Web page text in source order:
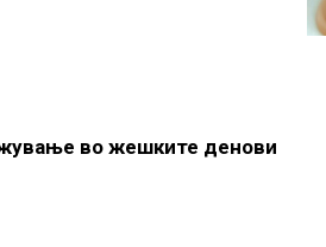
во жешките денови